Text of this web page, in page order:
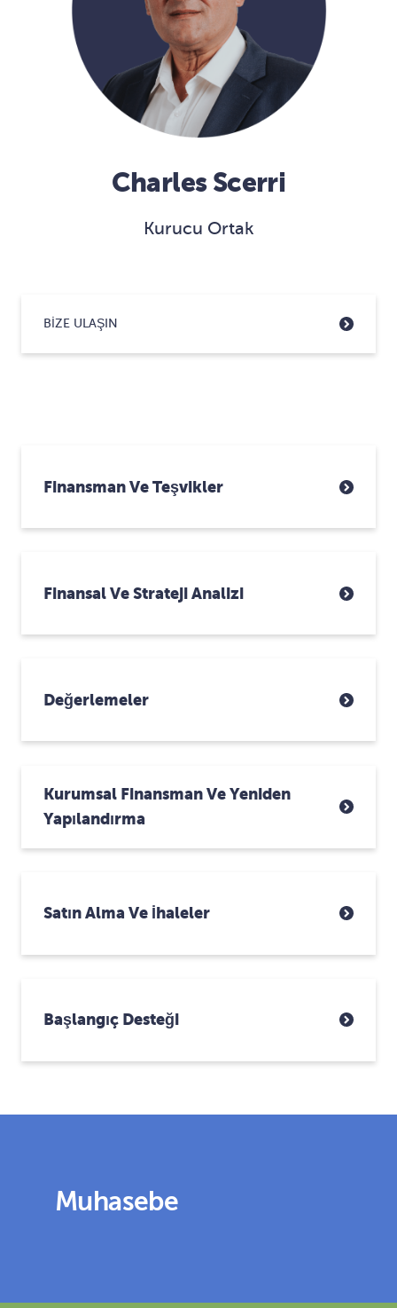
Charles Scerri
Kurucu Ortak
BIZE ULAŞIN
Finansman Ve Teşvikler
Finansal Ve Strateji Analizi
Değerlemeler
Kurumsal Finansman Ve Yeniden
Yapılandırma
Satın Alma Ve İhaleler
Başlangıç Desteği
Muhasebe